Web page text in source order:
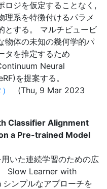
ロジを仮定することなく,
理系を特徴付けるパラメ
とする。 マルチビュービ
物体の未知の幾何学的パ
タを推定するため
Neural
を提案する。
(Thu, 9 Mar 2023
Classifier Alignment
a Pre-trained Model
いた連続学習のための広
Slow Learner with
ンプルなアプローチを